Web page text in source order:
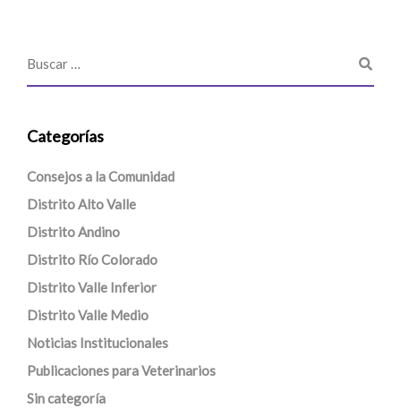
Categorías
Consejos a la Comunidad
Distrito Alto Valle
Distrito Andino
Distrito Río Colorado
Distrito Valle Inferior
Distrito Valle Medio
Noticias Institucionales
Publicaciones para Veterinarios
Sin categoría